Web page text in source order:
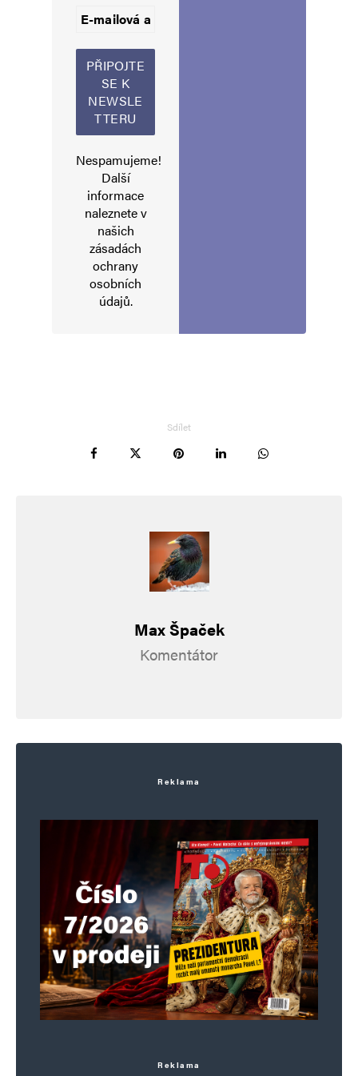
Pane Stoniš, jak si vysvětlujete, že chytří lidé
vám nechtějí dělat zboží?
Já dement Pšenák ouředně
uznanej za blba
5. 12. 2025 (10:14)
Co to blábolíš opičáku.
IDe
Pijack
tupý rozvědčík a zelená guma – dnes jde
o názorově neobyčejně dynamickou a od nátury
dokonale pružnou osobu 🙂 Český mainstream
dynamického myslitele 🙂
Vaše e-mailová adresa nebude zveřejněna.Vyžadované informace jsou
Jméno*
Nespamujeme!
Další
informace
naleznete v
našich
zásadách
ochrany
osobních
údajů.
Sdílet
Max Špaček
Komentátor
Reklama
Reklama